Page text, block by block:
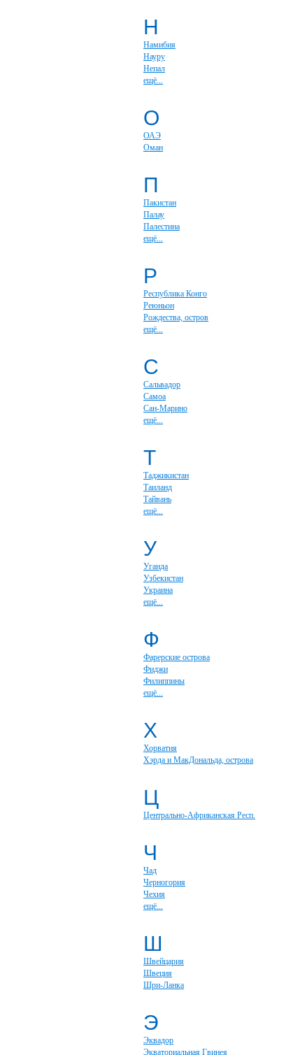
Н
Намибия
Науру
Непал
ещё...
О
ОАЭ
Оман
П
Пакистан
Палау
Палестина
ещё...
Р
Республика Конго
Реюньон
Рождества, остров
ещё...
С
Сальвадор
Самоа
Сан-Марино
ещё...
Т
Таджикистан
Таиланд
Тайвань
ещё...
У
Уганда
Узбекистан
Украина
ещё...
Ф
Фарерские острова
Фиджи
Филиппины
ещё...
Х
Хорватия
Хэрда и МакДональда, острова
Ц
Центрально-Африканская Респ.
Ч
Чад
Черногория
Чехия
ещё...
Ш
Швейцария
Швеция
Шри-Ланка
Э
Эквадор
Экваториальная Гвинея